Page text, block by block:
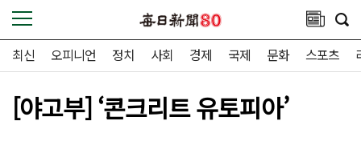
최신 오피니언 정치 사회 경제 국제 문화 스포츠
[야고부] ‘콘크리트 유토피아’